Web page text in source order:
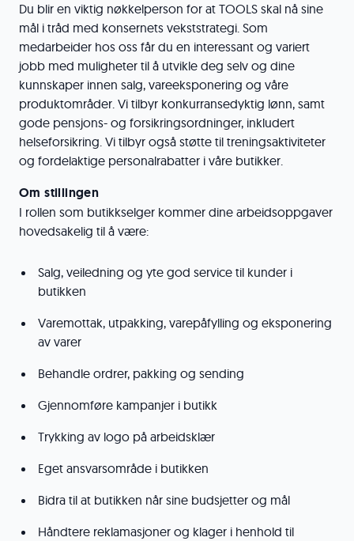
Du blir en viktig nøkkelperson for at TOOLS skal nå sine
mål i tråd med konsernets vekststrategi. Som
medarbeider hos oss får du en interessant og variert
jobb med muligheter til å utvikle deg selv og dine
kunnskaper innen salg, vareeksponering og våre
produktområder. Vi tilbyr konkurransedyktig lønn, samt
gode pensjons- og forsikringsordninger, inkludert
helseforsikring. Vi tilbyr også støtte til treningsaktiviteter
og fordelaktige personalrabatter i våre butikker.
Om stillingen
I rollen som butikkselger kommer dine arbeidsoppgaver
hovedsakelig til å være:
Salg, veiledning og yte god service til kunder i
butikken
Varemottak, utpakking, varepåfylling og eksponering
av varer
Behandle ordrer, pakking og sending
Gjennomføre kampanjer i butikk
Trykking av logo på arbeidsklær
Eget ansvarsområde i butikken
Bidra til at butikken når sine budsjetter og mål
Håndtere reklamasjoner og klager i henhold til